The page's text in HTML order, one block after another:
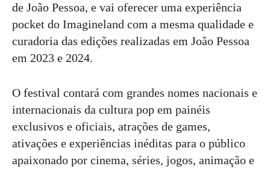
de João Pessoa, e vai oferecer uma experiência
pocket do Imagineland com a mesma qualidade e
curadoria das edições realizadas em João Pessoa
em 2023 e 2024.
O festival contará com grandes nomes nacionais e
internacionais da cultura pop em painéis
exclusivos e oficiais, atrações de games,
ativações e experiências inéditas para o público
apaixonado por cinema, séries, jogos, animação e